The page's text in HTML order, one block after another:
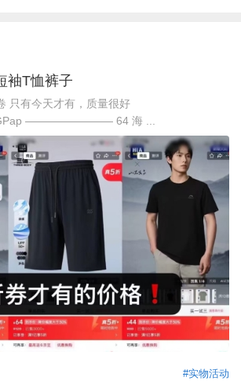
袖T恤裤子
只有今天才有，质量很好
———————— 64 海 ...
#实物活动